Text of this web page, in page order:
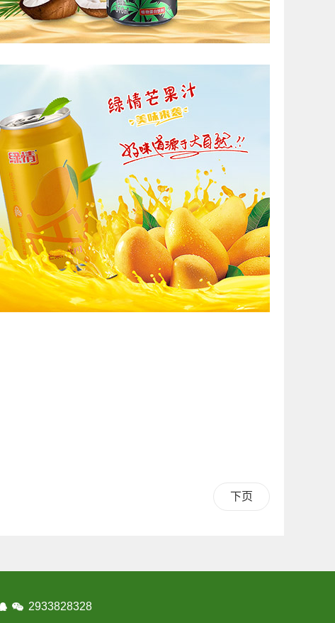
下页
2933828328